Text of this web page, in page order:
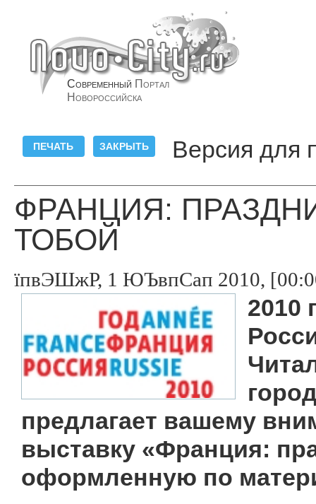
Современный Портал
Новороссийска
Версия для
ФРАНЦИЯ:
ТОБОЙ
їпвЭШжР, 1 ЮЪвпСап 2010,
2010
предлагает вашему
выставку «Франция:
оформленную по